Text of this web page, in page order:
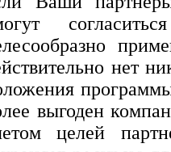
нет
выгоден
целей